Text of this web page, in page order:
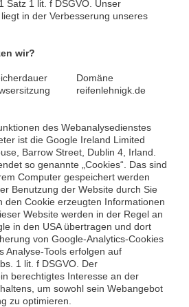
Satz 1 lit. f DSGVO. Unser
in der Verbesserung unseres
wir?
Domäne
reifenlehnigk.de
des Webanalysedienstes
ist die Google Ireland Limited
Barrow Street, Dublin 4, Irland.
so genannte „Cookies“. Das sind
Computer gespeichert werden
Benutzung der Website durch Sie
den Cookie erzeugten Informationen
Website werden in der Regel an
in den USA übertragen und dort
von Google-Analytics-Cookies
Analyse-Tools erfolgen auf
1 lit. f DSGVO. Der
berechtigtes Interesse an der
um sowohl sein Webangebot
zu optimieren.